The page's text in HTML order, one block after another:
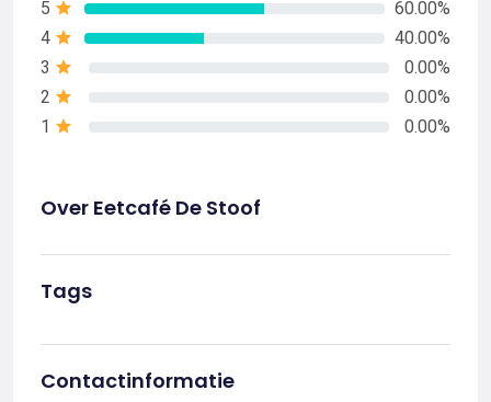
5
60.00%
4
40.00%
3
0.00%
2
0.00%
1
0.00%
Over Eetcafé De Stoof
Tags
Contactinformatie